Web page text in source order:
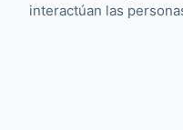
interactúan las